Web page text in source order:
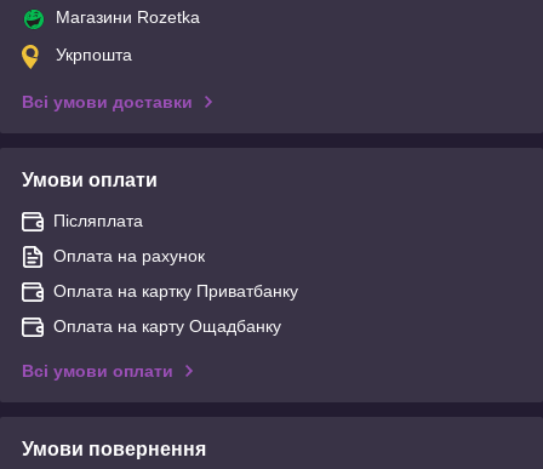
Магазини Rozetka
Укрпошта
Всі умови доставки
Умови оплати
Післяплата
Оплата на рахунок
Оплата на картку Приватбанку
Оплата на карту Ощадбанку
Всі умови оплати
Умови повернення